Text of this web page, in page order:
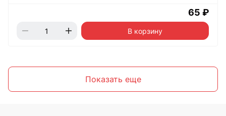
65 ₽
В корзину
Показать еще